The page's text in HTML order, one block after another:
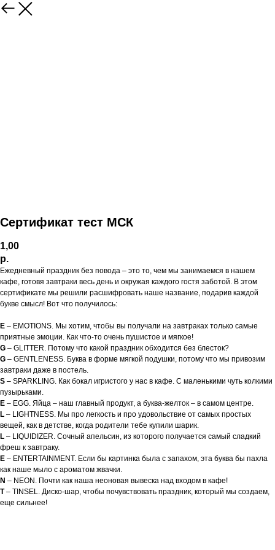
Сертификат тест МСК
1,00
р.
Ежедневный праздник без повода – это то, чем мы занимаемся в нашем
кафе, готовя завтраки весь день и окружая каждого гостя заботой. В этом
сертификате мы решили расшифровать наше название, подарив каждой
букве смысл! Вот что получилось:
E – EMOTIONS. Мы хотим, чтобы вы получали на завтраках только самые
приятные эмоции. Как что-то очень пушистое и мягкое!
G – GLITTER. Потому что какой праздник обходится без блесток?
G – GENTLENESS. Буква в форме мягкой подушки, потому что мы привозим
завтраки даже в постель.
S – SPARKLING. Как бокал игристого у нас в кафе. С маленькими чуть колкими
пузырьками.
E – EGG. Яйца – наш главный продукт, а буква-желток – в самом центре.
L – LIGHTNESS. Мы про легкость и про удовольствие от самых простых
вещей, как в детстве, когда родители тебе купили шарик.
L – LIQUIDIZER. Сочный апельсин, из которого получается самый сладкий
фреш к завтраку.
E – ENTERTAINMENT. Если бы картинка была с запахом, эта буква бы пахла
как наше мыло с ароматом жвачки.
N – NEON. Почти как наша неоновая вывеска над входом в кафе!
T– TINSEL. Диско-шар, чтобы почувствовать праздник, который мы создаем,
еще сильнее!